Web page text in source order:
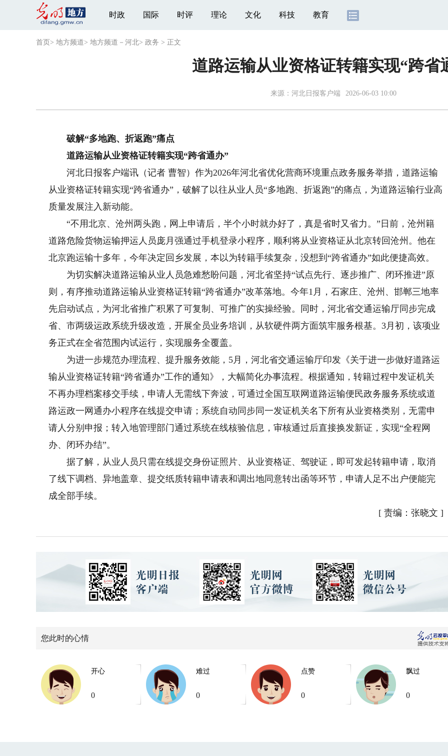
时政 国际 时评 理论 文化 科技 教育
首页 > 地方频道> 地方频道－河北> 政务 > 正文
道路运输从业资格证转籍实现“跨省
来源： 河北日报客户端 2026-06-03 10:00
破解“多地跑、折返跑”痛点
道路运输从业资格证转籍实现“跨省通办”
河北日报客户端讯（记者 曹智）作为2026年河北省优化营商环境重点政务服务举措，道路运输
从业资格证转籍实现“跨省通办”，破解了以往从业人员“多地跑、折返跑”的痛点，为道路运输行业高
质量发展注入新动能。
“不用北京、沧州两头跑，网上申请后，半个小时就办好了，真是省时又省力。”日前，沧州籍
道路危险货物运输押运人员庞月强通过手机登录小程序，顺利将从业资格证从北京转回沧州。他在
北京跑运输十多年，今年决定回乡发展，本以为转籍手续复杂，没想到“跨省通办”如此便捷高效。
为切实解决道路运输从业人员急难愁盼问题，河北省坚持“试点先行、逐步推广、闭环推进”原
则，有序推动道路运输从业资格证转籍“跨省通办”改革落地。今年1月，石家庄、沧州、邯郸三地率
先启动试点，为河北省推广积累了可复制、可推广的实操经验。同时，河北省交通运输厅同步完成
省、市两级运政系统升级改造，开展全员业务培训，从软硬件两方面筑牢服务根基。3月初，该项业
务正式在全省范围内试运行，实现服务全覆盖。
为进一步规范办理流程、提升服务效能，5月，河北省交通运输厅印发《关于进一步做好道路运
输从业资格证转籍“跨省通办”工作的通知》，大幅简化办事流程。根据通知，转籍过程中发证机关
不再办理档案移交手续，申请人无需线下奔波，可通过全国互联网道路运输便民政务服务系统或道
路运政一网通办小程序在线提交申请；系统自动同步同一发证机关名下所有从业资格类别，无需申
请人分别申报；转入地管理部门通过系统在线核验信息，审核通过后直接换发新证，实现“全程网
办、闭环办结”。
据了解，从业人员只需在线提交身份证照片、从业资格证、驾驶证，即可发起转籍申请，取消
了线下调档、异地盖章、提交纸质转籍申请表和调出地同意转出函等环节，申请人足不出户便能完
成全部手续。
[ 责编：张晓文 ]
您此时的心情
开心
0
难过
0
点赞
0
飘过
0